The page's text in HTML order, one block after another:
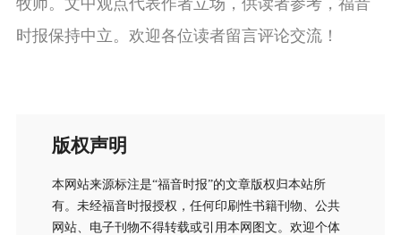
牧师。文中观点代表作者立场，供读者参考，福音
时报保持中立。欢迎各位读者留言评论交流！
版权声明
本网站来源标注是“福音时报”的文章版权归本站所
有。未经福音时报授权，任何印刷性书籍刊物、公共
网站、电子刊物不得转载或引用本网图文。欢迎个体